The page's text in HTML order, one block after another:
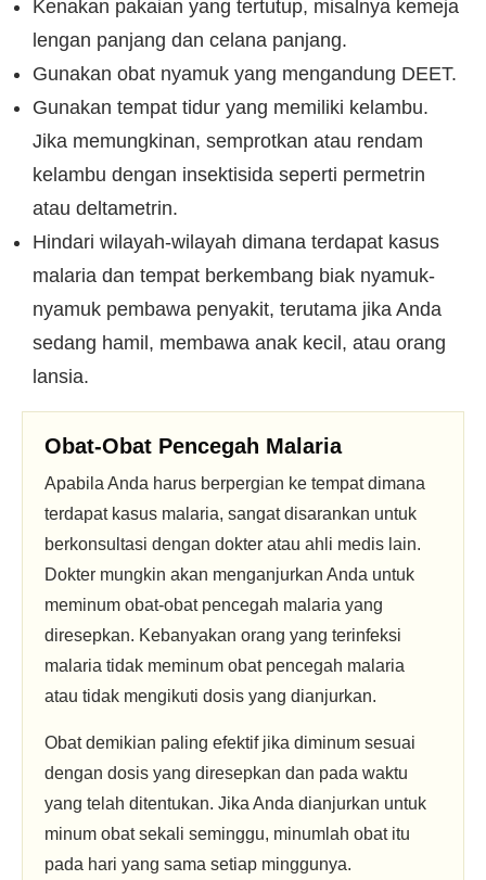
Kenakan pakaian yang tertutup, misalnya kemeja
lengan panjang dan celana panjang.
Gunakan obat nyamuk yang mengandung DEET.
Gunakan tempat tidur yang memiliki kelambu.
Jika memungkinan, semprotkan atau rendam
kelambu dengan insektisida seperti permetrin
atau deltametrin.
Hindari wilayah-wilayah dimana terdapat kasus
malaria dan tempat berkembang biak nyamuk-
nyamuk pembawa penyakit, terutama jika Anda
sedang hamil, membawa anak kecil, atau orang
lansia.
Obat-Obat Pencegah Malaria
Apabila Anda harus berpergian ke tempat dimana
terdapat kasus malaria, sangat disarankan untuk
berkonsultasi dengan dokter atau ahli medis lain.
Dokter mungkin akan menganjurkan Anda untuk
meminum obat-obat pencegah malaria yang
diresepkan. Kebanyakan orang yang terinfeksi
malaria tidak meminum obat pencegah malaria
atau tidak mengikuti dosis yang dianjurkan.
Obat demikian paling efektif jika diminum sesuai
dengan dosis yang diresepkan dan pada waktu
yang telah ditentukan. Jika Anda dianjurkan untuk
minum obat sekali seminggu, minumlah obat itu
pada hari yang sama setiap minggunya.